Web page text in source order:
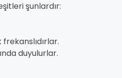
şunlardır:
duyulurlar.